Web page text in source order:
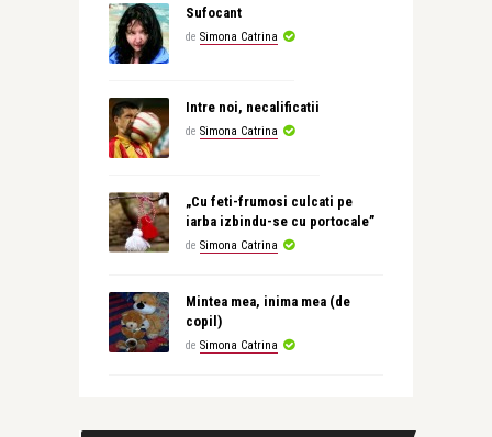
Sufocant
de Simona Catrina
Intre noi, necalificatii
de Simona Catrina
„Cu feti-frumosi culcati pe
iarba izbindu-se cu portocale”
de Simona Catrina
Mintea mea, inima mea (de
copil)
de Simona Catrina